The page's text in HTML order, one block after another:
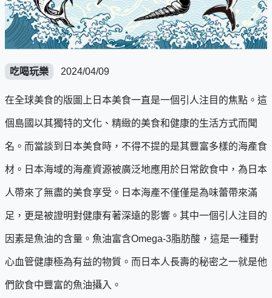
吃喝玩樂 2024/04/09
在全球美食的版圖上日本美食一直是一個引人注目的焦點。這
個島國以其獨特的文化、精緻的美食和健康的生活方式而聞
名。而當談到日本美食時，不得不提的是其豐富多樣的海產食
材。日本海域的海產資源被廣泛地應用於日常飲食中，為日本
人帶來了無盡的美食享受。日本海產不僅僅是為味蕾帶來滿
足，更是被證明對健康有著深遠的影響。其中一個引人注目的
因素是魚油的含量。魚油富含Omega-3脂肪酸，這是一種對
心血管健康極為有益的物質。而日本人長壽的秘密之一就是他
們飲食中豐富的魚油攝入。